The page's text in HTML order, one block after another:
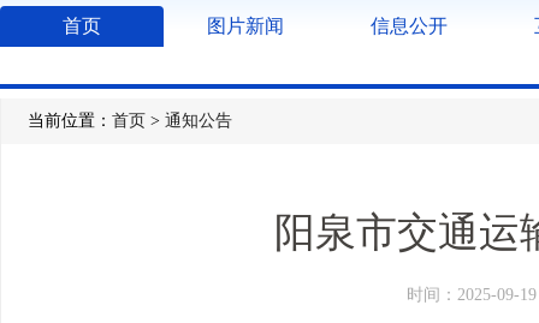
首页 图片新闻 信息公开
当前位置： 首页 > 通知公告
阳泉市交通运
时间：2025-